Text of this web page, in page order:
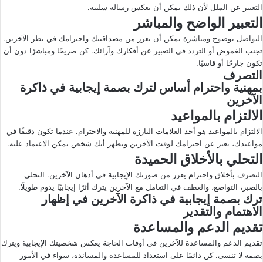
التعبير عن الملل لأن ذلك يمكن أن يعكس رسالة سلبية.
التعبير الواضح والمباشر
التواصل بوضوح ومباشرة يمكن أن يعزز من مصداقيتك واحترامك في نظر الآخرين.
تجنب الغموض أو التردد في التعبير عن أفكارك وآرائك. كن صريحًا ومباشرًا دون أن
تكون جارحًا أو قاسيًا.
التصرف
بمهنية واحترام أساس لترك بصمة إيجابية في ذاكرة
الآخرين
الالتزام بالمواعيد
الالتزام بالمواعيد هو أحد العلامات البارزة للمهنية والاحترام. عندما تكون دقيقًا في
مواعيدك، تعبر عن احترامك لوقت الآخرين وتظهر أنك شخص يمكن الاعتماد عليه.
التحلي بالأخلاق الحميدة
التصرف بأخلاق واحترام يعزز من صورتك الإيجابية في أذهان الآخرين. التحلي
بالصبر، التواضع، والعطف في التعامل مع الآخرين يترك أثرًا إيجابيًا يدوم طويلًا.
ترك بصمة إيجابية في ذاكرة الآخرين في إظهار
الاهتمام والتقدير
تقديم الدعم والمساعدة
تقديم الدعم والمساعدة للآخرين في أوقات الحاجة يعكس شخصيتك الإيجابية ويترك
بصمة لا تنسى. كن دائمًا على استعداد للمساعدة والمساندة، سواء في الأمور